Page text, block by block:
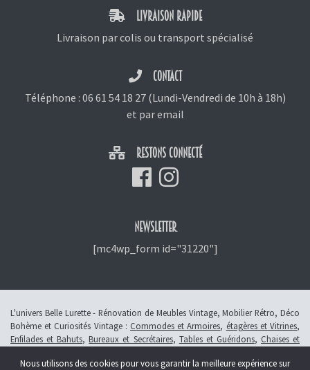
LIVRAISON RAPIDE
Livraison par colis ou transport spécialisé
CONTACT
Téléphone : 06 61 54 18 27(Lundi-Vendredi de 10h à 18h)
et par email
RESTONS CONNECTÉ
NEWSLETTER
[mc4wp_form id="31220"]
L'univers Belle Lurette - Rénovation de Meubles Vintage, Mobilier Rétro, Déco
Bohème et Curiosités Vintage : Commodes et Armoires, étagères et Vitrines,
Enfilades et Bahuts,Bureaux et Secrétaires, Tables et Guéridons, Chaises et
Nous utilisons des cookies pour vous garantir la meilleure expérience sur